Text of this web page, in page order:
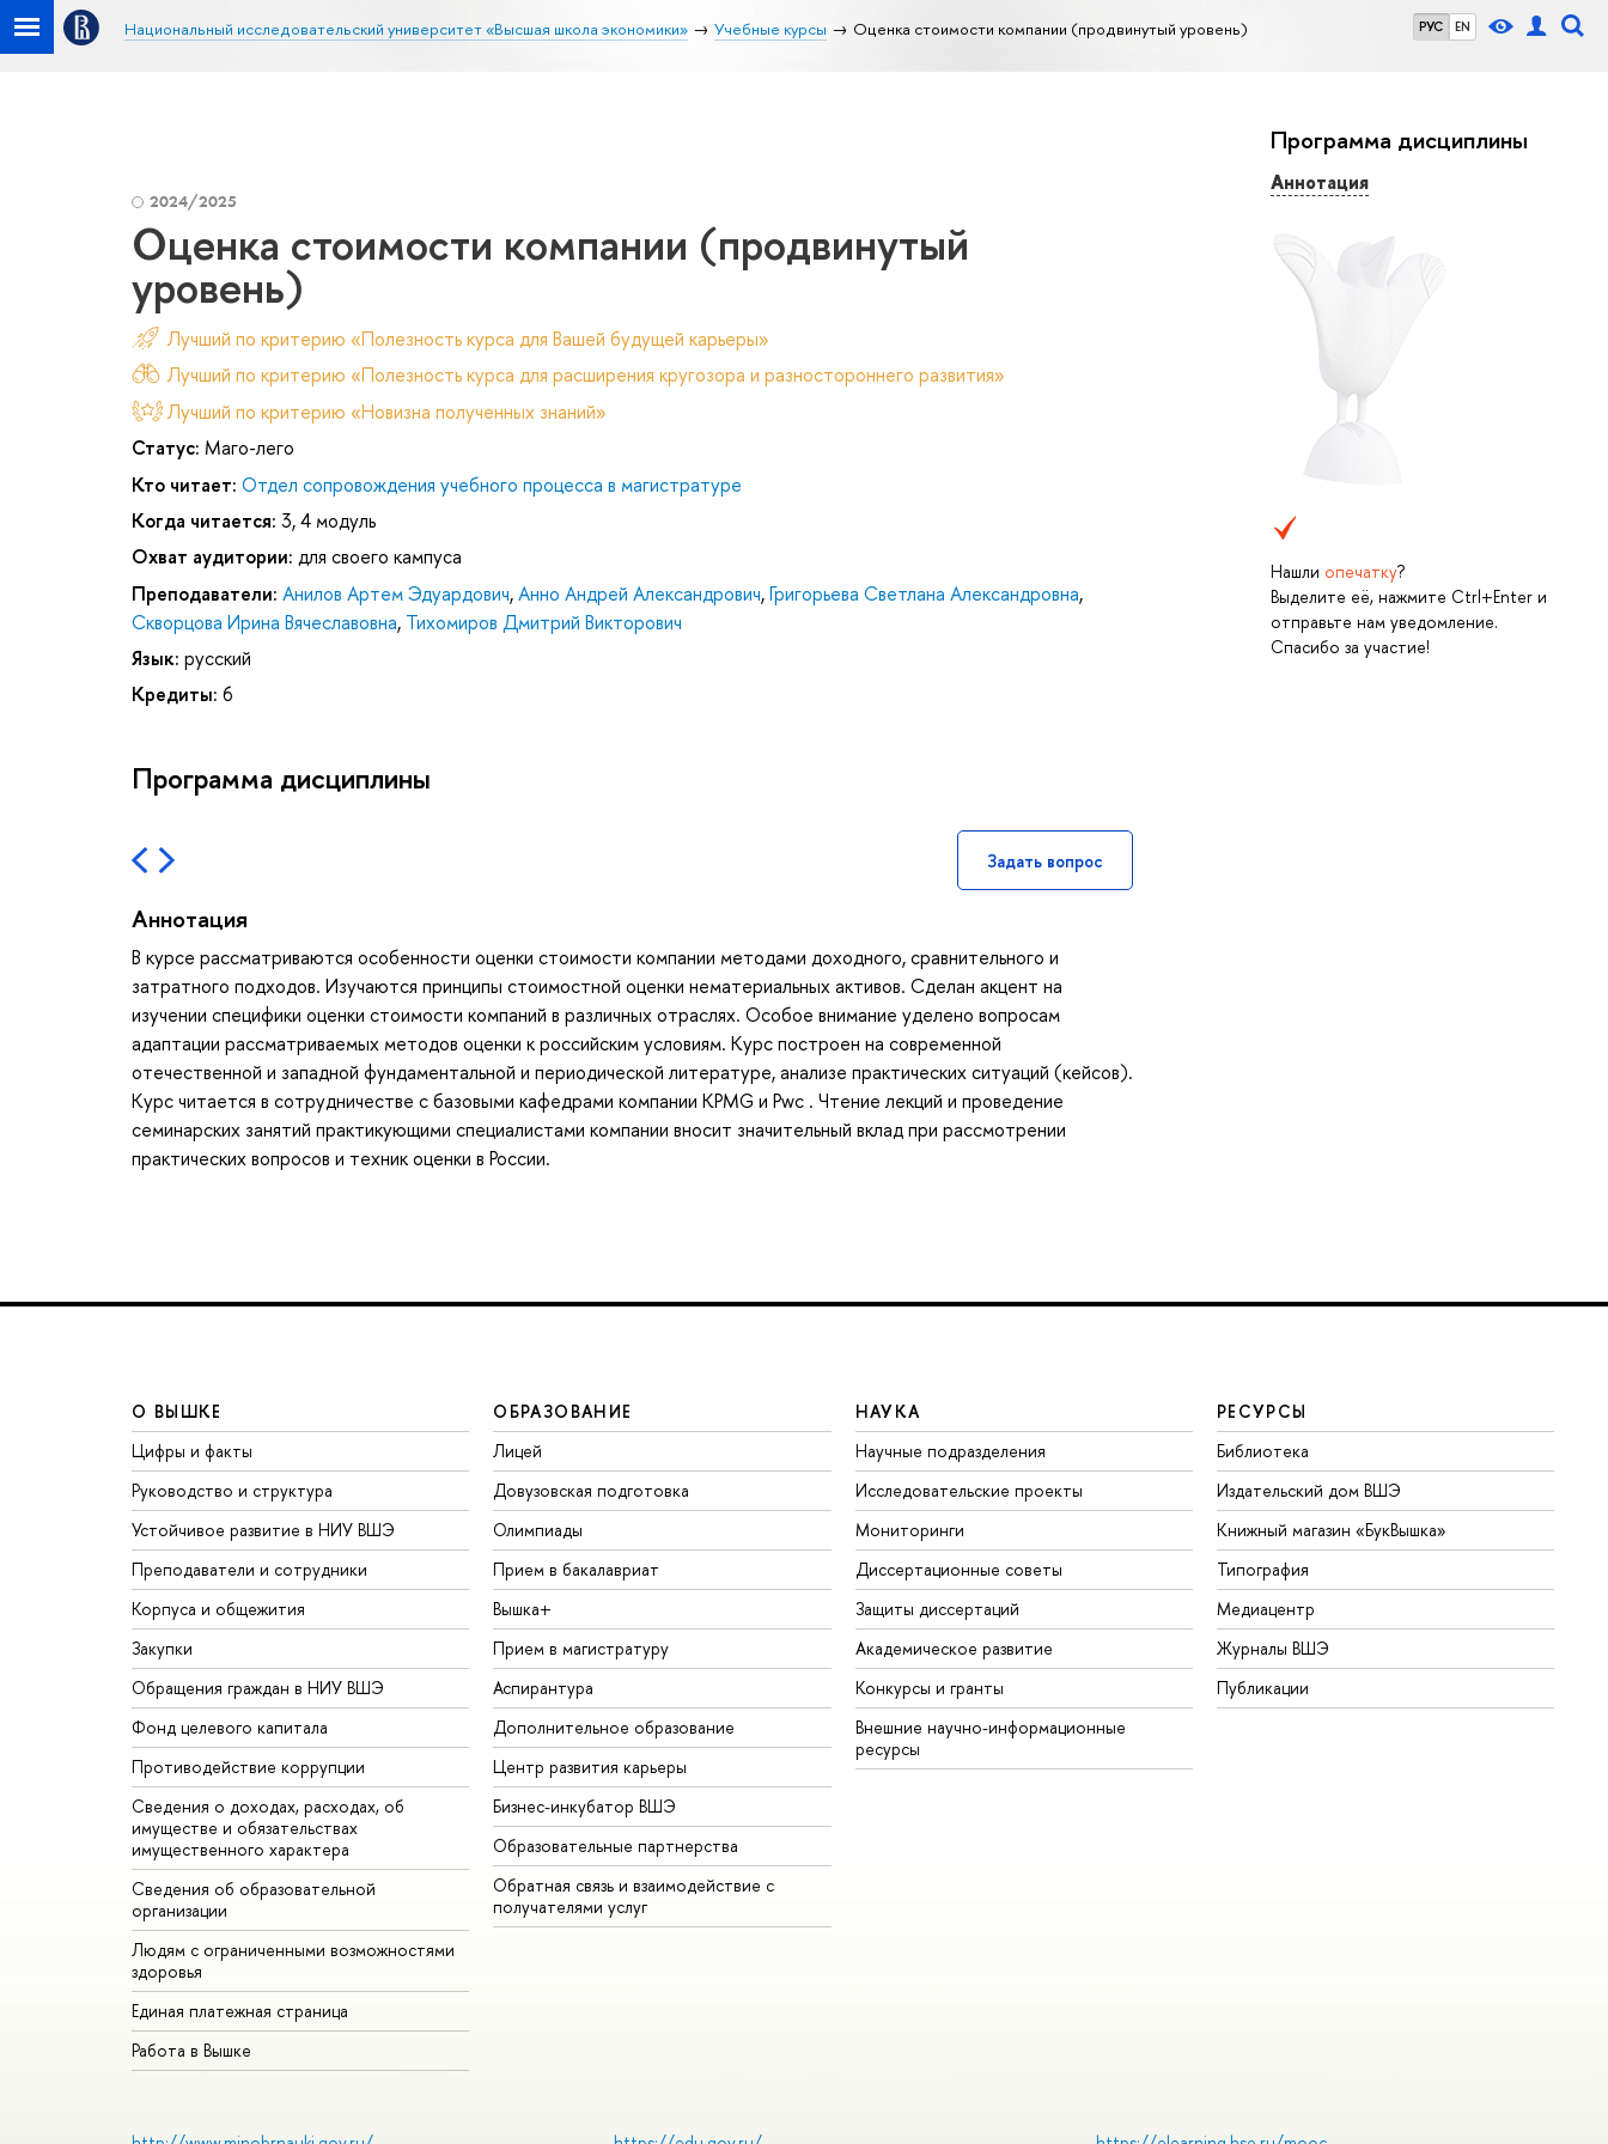
РУС EN
Национальный исследовательский университет «Высшая школа экономики» Учебные курсы Оценка стоимости компании (продвинутый уровень)
Программа дисциплины
Аннотация
Нашли опечатку?
Выделите её, нажмите Ctrl+Enter и
отправьте нам уведомление.
Спасибо за участие!
2024/2025
Оценка стоимости компании (продвинутый
уровень)
Лучший по критерию «Полезность курса для Вашей будущей карьеры»
Лучший по критерию «Полезность курса для расширения кругозора и разностороннего развития»
Лучший по критерию «Новизна полученных знаний»
Статус: Маго-лего
Кто читает: Отдел сопровождения учебного процесса в магистратуре
Когда читается: 3, 4 модуль
Охват аудитории: для своего кампуса
Преподаватели: Анилов Артем Эдуардович,Анно Андрей Александрович,Григорьева Светлана Александровна,
Скворцова Ирина Вячеславовна, Тихомиров Дмитрий Викторович
Язык: русский
Кредиты: 6
Программа дисциплины
Задать вопрос
Аннотация
В курсе рассматриваются особенности оценки стоимости компании методами доходного, сравнительного и
затратного подходов. Изучаются принципы стоимостной оценки нематериальных активов. Сделан акцент на
изучении специфики оценки стоимости компаний в различных отраслях. Особое внимание уделено вопросам
адаптации рассматриваемых методов оценки к российским условиям. Курс построен на современной
отечественной и западной фундаментальной и периодической литературе, анализе практических ситуаций (кейсов).
Курс читается в сотрудничестве с базовыми кафедрами компании KPMG и Pwc . Чтение лекций и проведение
семинарских занятий практикующими специалистами компании вносит значительный вклад при рассмотрении
практических вопросов и техник оценки в России.
О ВЫШКЕ
Цифры и факты
Руководство и структура
Устойчивое развитие в НИУ ВШЭ
Преподаватели и сотрудники
Корпуса и общежития
Закупки
Обращения граждан в НИУ ВШЭ
Фонд целевого капитала
Противодействие коррупции
Сведения о доходах, расходах, об
имуществе и обязательствах
имущественного характера
Сведения об образовательной
организации
Людям с ограниченными возможностями
здоровья
Единая платежная страница
Работа в Вышке
ОБРАЗОВАНИЕ
Лицей
Довузовская подготовка
Олимпиады
Прием в бакалавриат
Вышка+
Прием в магистратуру
Аспирантура
Дополнительное образование
Центр развития карьеры
Бизнес-инкубатор ВШЭ
Образовательные партнерства
Обратная связь и взаимодействие с
получателями услуг
НАУКА
Научные подразделения
Исследовательские проекты
Мониторинги
Диссертационные советы
Защиты диссертаций
Академическое развитие
Конкурсы и гранты
Внешние научно-информационные
ресурсы
РЕСУРСЫ
Библиотека
Издательский дом ВШЭ
Книжный магазин «БукВышка»
Типография
Медиацентр
Журналы ВШЭ
Публикации